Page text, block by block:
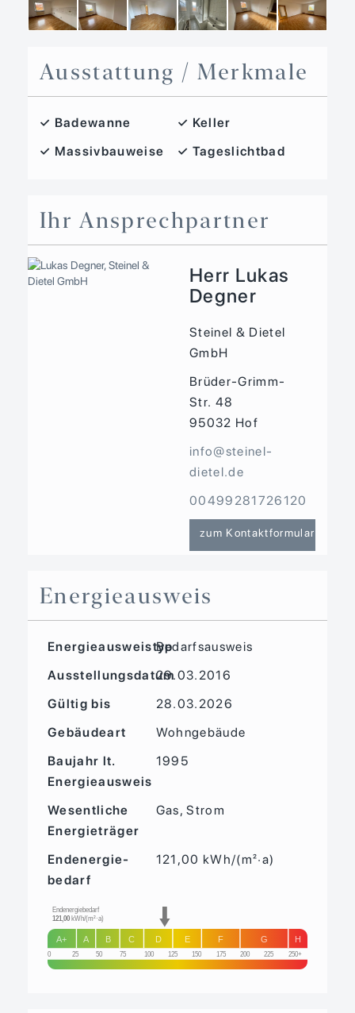
Ausstattung / Merkmale
✓ Badewanne
✓ Keller
✓ Massivbauweise
✓ Tageslichtbad
Ihr Ansprechpartner
Herr Lukas
Degner
Steinel & Dietel
GmbH
Brüder-Grimm-
Str. 48
95032 Hof
info@steinel-
dietel.de
00499281726120
zum Kontaktformular
Energieausweis
EnergieausweistypBedarfs­ausweis
Ausstellungsdatum29.03.2016
Gültig bis
28.03.2026
Gebäudeart
Wohngebäude
Baujahr lt.
Energieausweis
1995
Wesentliche
Energieträger
Gas, Strom
Endenergie­
bedarf
121,00 kWh/(m²·a)
0 25 50 75 100 125 150 175 200 225 250+
H
G
F
E
D
C
B
A
A+
Endenergiebedarf
121,00 kWh/(m²·a)